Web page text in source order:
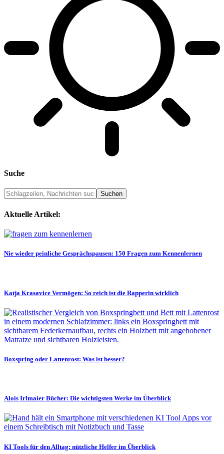
Suche
Aktuelle Artikel:
Nie wieder peinliche Gesprächspausen: 150 Fragen zum Kennenlernen
Katja Krasavice Vermögen: So reich ist die Rapperin wirklich
Boxspring oder Lattenrost: Was ist besser?
Alois Irlmaier Bücher: Die wichtigsten Werke im Überblick
KI Tools für den Alltag: nützliche Helfer im Überblick